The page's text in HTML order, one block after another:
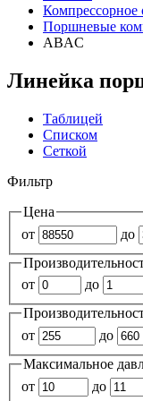
Компрессорное
Поршневые
ABAC
Линейка
Таблицей
Списком
Сеткой
Фильтр
Цена
от
до
от
до
от
до
Максимальное
от
до